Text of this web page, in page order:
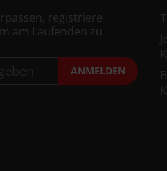
registriere
am Laufenden zu
ANMELDEN